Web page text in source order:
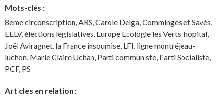
Mots-clés :
8eme circonscription ARS Carole Delga Comminges et Savès
EELV, élections législatives Europe Ecologie les Verts hopital
Joël Aviragnet la France insoumise LFI ligne montréjeau-
luchon Marie Claire Uchan Parti communiste Parti Socialiste
PCF, PS
Articles en relation :